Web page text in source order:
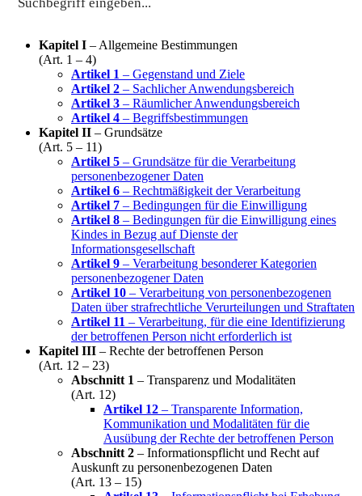
Kapitel I – Allgemeine Bestimmungen
(Art. 1 – 4)
Artikel 1 – Gegenstand und Ziele
Artikel 2 – Sachlicher Anwendungsbereich
Artikel 3 – Räumlicher Anwendungsbereich
Artikel 4 – Begriffsbestimmungen
Kapitel II – Grundsätze
(Art. 5 – 11)
Artikel 5 – Grundsätze für die Verarbeitung
personenbezogener Daten
Artikel 6 – Rechtmäßigkeit der Verarbeitung
Artikel 7 – Bedingungen für die Einwilligung
Artikel 8 – Bedingungen für die Einwilligung eines
Kindes in Bezug auf Dienste der
Informationsgesellschaft
Artikel 9 – Verarbeitung besonderer Kategorien
personenbezogener Daten
Artikel 10 – Verarbeitung von personenbezogenen
Daten über strafrechtliche Verurteilungen und Straftaten
Artikel 11 – Verarbeitung, für die eine Identifizierung
der betroffenen Person nicht erforderlich ist
Kapitel III – Rechte der betroffenen Person
(Art. 12 – 23)
Abschnitt 1 – Transparenz und Modalitäten
(Art. 12)
Artikel 12 – Transparente Information,
Kommunikation und Modalitäten für die
Ausübung der Rechte der betroffenen Person
Abschnitt 2 – Informationspflicht und Recht auf
Auskunft zu personenbezogenen Daten
(Art. 13 – 15)